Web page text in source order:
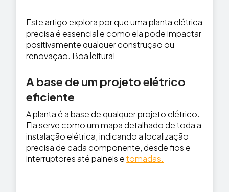
Este artigo explora por que uma planta elétrica
precisa é essencial e como ela pode impactar
positivamente qualquer construção ou
renovação. Boa leitura!
A base de um projeto elétrico
eficiente
A planta é a base de qualquer projeto elétrico.
Ela serve como um mapa detalhado de toda a
instalação elétrica, indicando a localização
precisa de cada componente, desde fios e
interruptores até paineis etomadas.